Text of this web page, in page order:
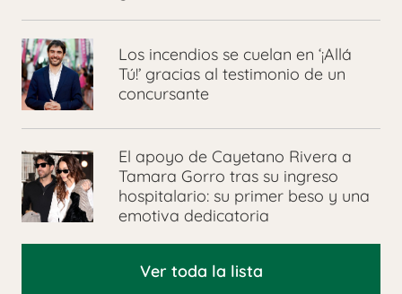
Los incendios se cuelan en ‘¡Allá
Tú!’ gracias al testimonio de un
concursante
El apoyo de Cayetano Rivera a
Tamara Gorro tras su ingreso
hospitalario: su primer beso y una
emotiva dedicatoria
Ver toda la lista